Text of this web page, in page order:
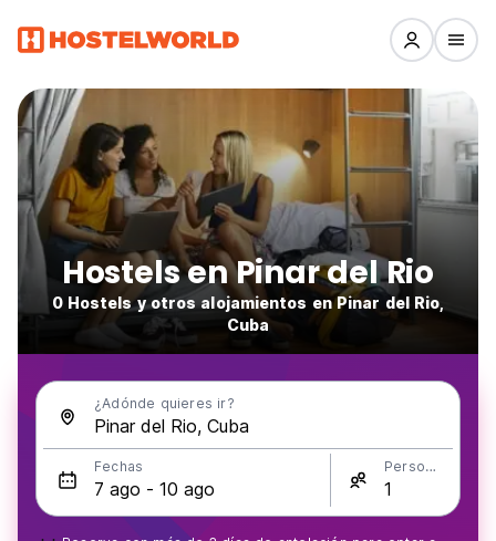
Hostels en Pinar del Rio
0 Hostels y otros alojamientos en Pinar del Rio,
Cuba
¿Adónde quieres ir?
Fechas Personas